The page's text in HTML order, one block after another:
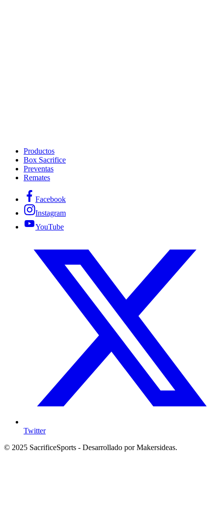
Productos
Box Sacrifice
Preventas
Remates
Facebook
Instagram
YouTube
Twitter
© 2025 SacrificeSports - Desarrollado por Makersideas.